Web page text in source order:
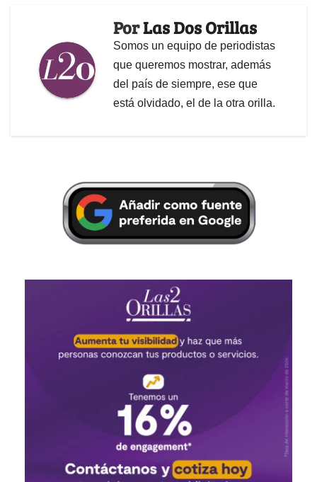
PorLas Dos Orillas
Somos un equipo de periodistas
que queremos mostrar, además
del país de siempre, ese que
está olvidado, el de la otra orilla.